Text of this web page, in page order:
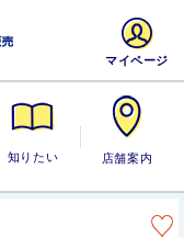
知りたい 店舗案内
マイページ